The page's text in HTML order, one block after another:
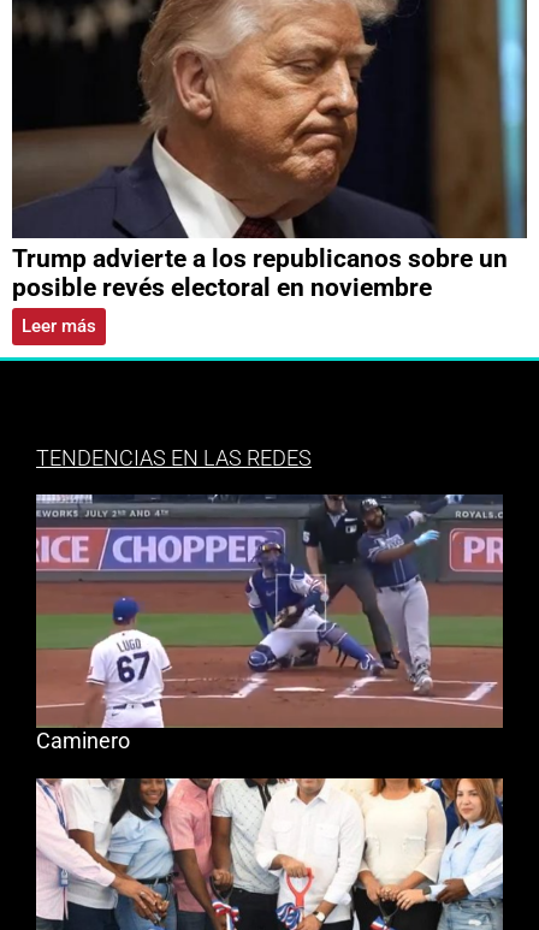
Trump advierte a los republicanos sobre un
posible revés electoral en noviembre
Leer más
TENDENCIAS EN LAS REDES
Caminero